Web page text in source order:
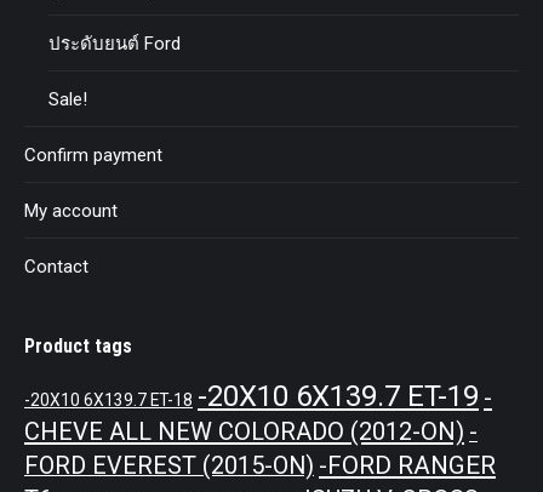
ประดับยนต์ Ford
Sale!
Confirm payment
My account
Contact
Product tags
-20X10 6X139.7 ET-18 -20X10 6X139.7 ET-19 -
CHEVE ALL NEW COLORADO (2012-ON) -
FORD EVEREST (2015-ON) -FORD RANGER